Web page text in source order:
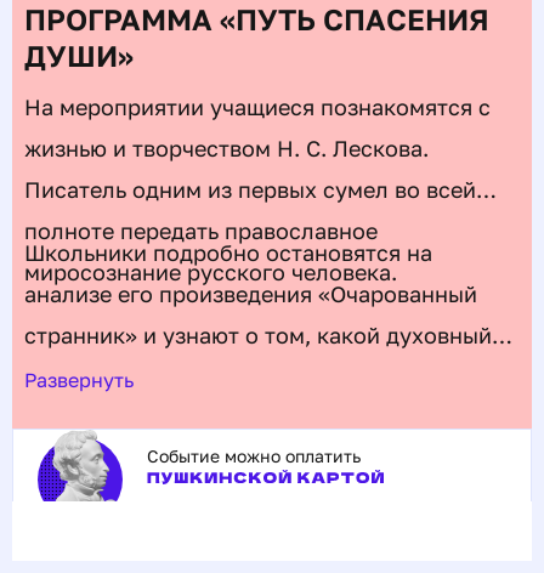
ПРОГРАММА «ПУТЬ СПАСЕНИЯ
ДУШИ»
На мероприятии учащиеся познакомятся с
жизнью и творчеством Н. С. Лескова.
Писатель одним из первых сумел во всей
полноте передать православное
миросознание русского человека.
Школьники подробно остановятся на
анализе его произведения «Очарованный
странник» и узнают о том, какой духовный
путь проходит герой книги. Ему придется
в праведника, монаха-молитвенника,
которому «очень за народ потерпеть
Развернуть
Событие можно оплатить